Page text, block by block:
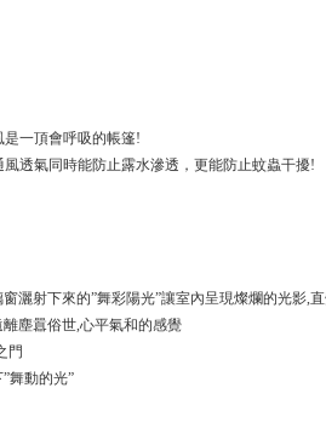
一頂會呼吸的帳篷!
透氣同時能防止露水滲透，更能防止蚊蟲干擾!
灑射下來的”舞彩陽光”讓室內呈現燦爛的光影,
塵囂俗世,心平氣和的感覺
門
舞動的光”